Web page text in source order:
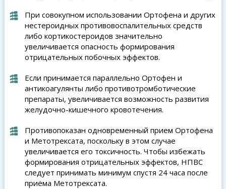
При совокупном использовании Ортофена и других
нестероидных противовоспалительных средств
либо кортикостероидов значительно
увеличивается опасность формирования
отрицательных побочных эффектов.
Если принимается параллельно Ортофен и
антикоагулянты либо противотромботические
препараты, увеличивается возможность развития
желудочно-кишечного кровотечения.
Противопоказан одновременный прием Ортофена
и Метотрексата, поскольку в этом случае
увеличивается его токсичность. Чтобы избежать
формирования отрицательных эффектов, НПВС
следует принимать минимум спустя 24 часа после
приёма Метотрексата.